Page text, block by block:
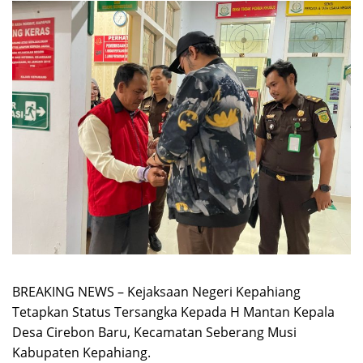
BREAKING NEWS – Kejaksaan Negeri Kepahiang
Tetapkan Status Tersangka Kepada H Mantan Kepala
Desa Cirebon Baru, Kecamatan Seberang Musi
Kabupaten Kepahiang.